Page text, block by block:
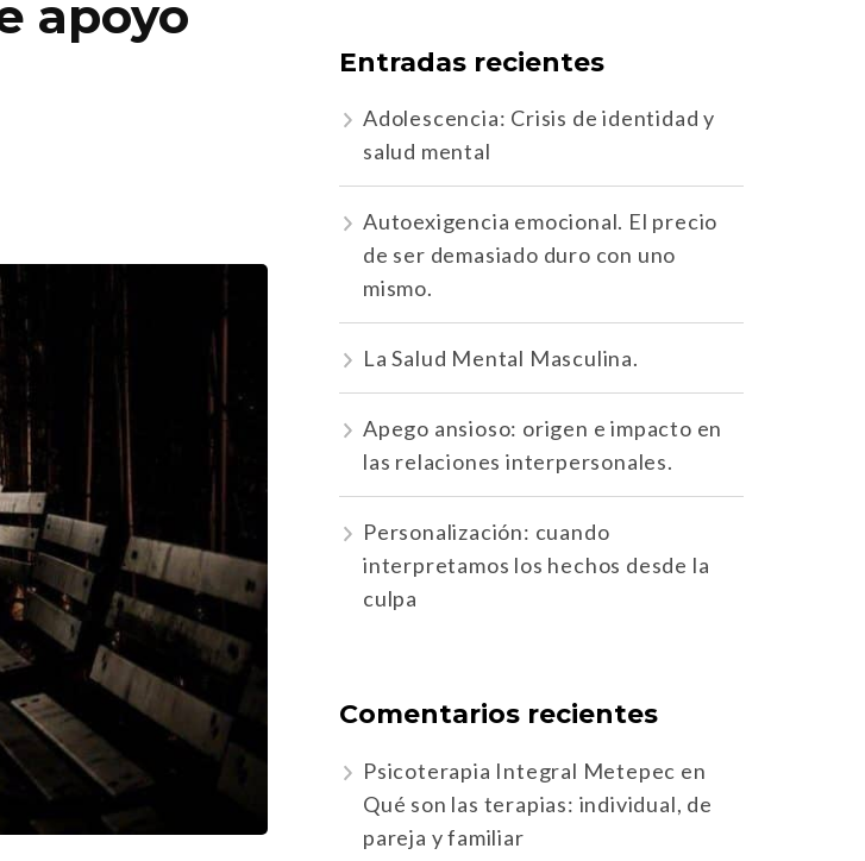
apoyo
Entradas recientes
Adolescencia: Crisis de identidad y
salud mental
Autoexigencia emocional. El precio
de ser demasiado duro con uno
mismo.
La Salud Mental Masculina.
Apego ansioso: origen e impacto en
las relaciones interpersonales.
Personalización: cuando
interpretamos los hechos desde la
culpa
Comentarios recientes
Psicoterapia Integral Metepec en
Qué son las terapias: individual, de
pareja y familiar